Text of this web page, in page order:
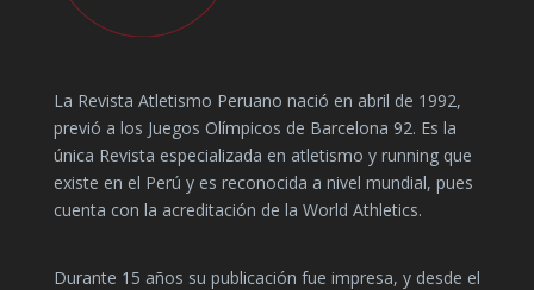
La Revista Atletismo Peruano nació en abril de 1992,
previó a los Juegos Olímpicos de Barcelona 92. Es la
única Revista especializada en atletismo y running que
existe en el Perú y es reconocida a nivel mundial, pues
cuenta con la acreditación de la World Athletics.
Durante 15 años su publicación fue impresa, y desde el